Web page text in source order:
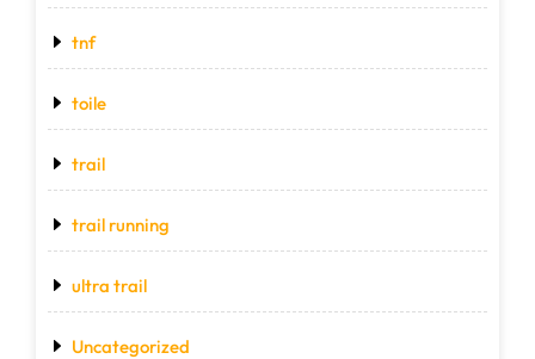
tnf
toile
trail
trail running
ultra trail
Uncategorized